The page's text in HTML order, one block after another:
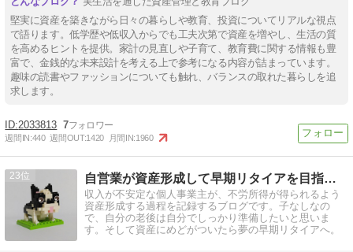
堅実に資産を築きながら日々の暮らしや教育、投資についてリアルな視点
で語ります。低学歴や低収入からでも工夫次第で資産を増やし、生活の質
を高めるヒントを提供。家計の見直しや子育て、教育費に関する情報も豊
富で、金銭的な未来設計を考える上で参考になる内容が詰まっています。
趣味の読書やファッションについても触れ、バランスの取れた暮らしを追
求します。
2033813 7
週間IN:440 週間OUT:1420 月間IN:1960
23 自営業が資産形成して早期リタイアを目指すブログ
収入が不安定な個人事業主が、不労所得が得られるよう
資産形成する過程を記録するブログです。子なしなの
で、自分の老後は自分でしっかり準備したいと思いま
す。そして資産にめどがついたら夢の早期リタイアへ。